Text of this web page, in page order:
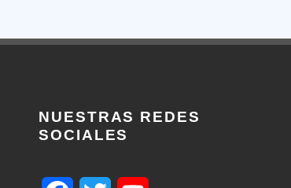
NUESTRAS REDES
SOCIALES